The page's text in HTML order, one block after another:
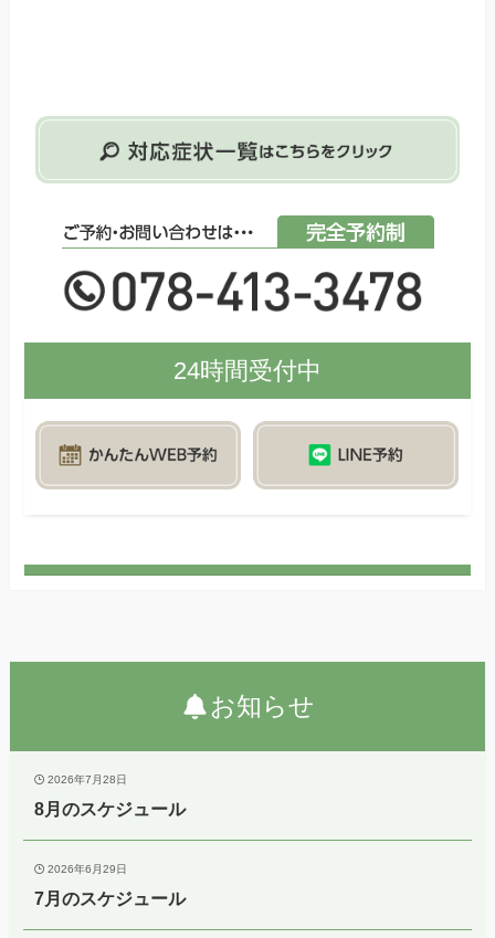
24時間受付中
お知らせ
2026年7月28日
8月のスケジュール
2026年6月29日
7月のスケジュール